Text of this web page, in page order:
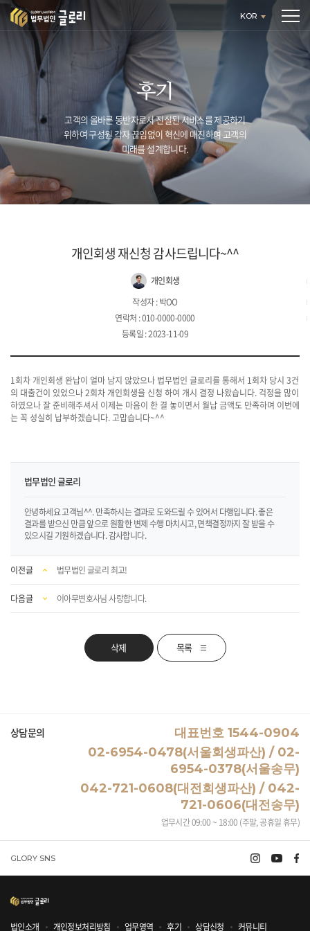
KOR
후기
고객의 올바른 동반자로서 진실된 서비스를 제공하기
위하여 구성원 각자끊임없이 혁신에 매진하여 고객의
미래를 설계합니다.
개인회생 재신청 감사드립니다~^^
개인회생
작성자 : 박OO
연락처 : 010-0000-0000
등록일 : 2023-11-09
1회차 개인회생 완납이 얼마 남지 않았으나 법무법인 글로리를 통해서 1회차 당시 3건
의 대출건이 있었으나 2회차 개인회생을 신청 하여 개시 결정 나왔습니다. 걱정을 많이
하였으나 잘 준비해주셔서 이제는 마음이 한 결 놓이면서 월납 금액도 만족하며 이번에
는 꼭 성실히 납부하겠습니다. 고맙습니다~^^
법무법인 글로리
안녕하세요 고객님^^. 만족하시는 결과로 도와드릴 수 있어서 다행입니다. 좋은
결과를 받으신 만큼 앞으로 원활한 변제 수행 마치시고, 면책결정까지 잘 받을 수
있으시길 기원하겠습니다. 감사합니다.
이전글 법무법인 글로리 최고!
다음글 이아무변호사님 사랑합니다.
삭제 목록
상담문의
대표번호 1544-0904
02-6954-0478(서울회생파산) / 02-
6954-0378(서울송무)
042-721-0608(대전회생파산) / 042-
721-0606(대전송무)
업무시간 09:00 ~ 18:00 (주말, 공휴일 휴무)
GLORY SNS
법인소개 개인정보처리방침 업무영역 후기 상담신청 커뮤니티